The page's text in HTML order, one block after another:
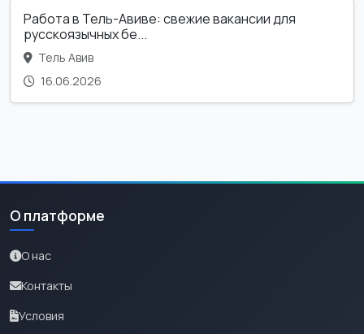
Работа в Тель-Авиве: свежие вакансии для
русскоязычных бе...
Тель Авив
16.06.2026
О платформе
О нас
Контакты
Условия